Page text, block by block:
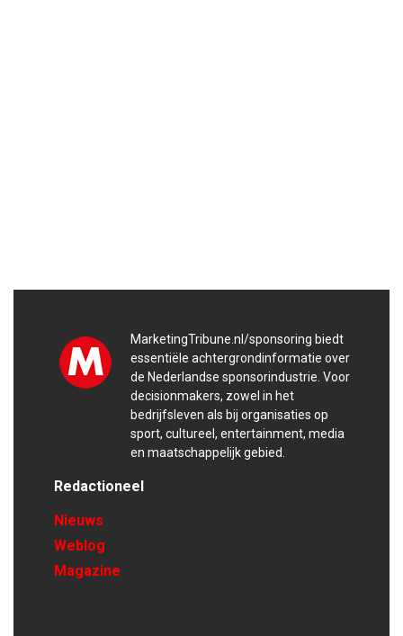
MarketingTribune.nl/sponsoring biedt
essentiële achtergrondinformatie over
de Nederlandse sponsorindustrie. Voor
decisionmakers, zowel in het
bedrijfsleven als bij organisaties op
sport, cultureel, entertainment, media
en maatschappelijk gebied.
Redactioneel
Nieuws
Weblog
Magazine